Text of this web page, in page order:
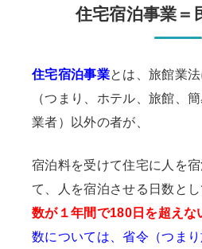
住宅宿泊事業＝
住宅宿泊事業とは、旅館業
（つまり、ホテル、旅館、
業者）以外の者が、
宿泊料を受けて住宅に人を
て、人を宿泊させる日数と
数が１年間で180日を超えな
数については、省令（つま